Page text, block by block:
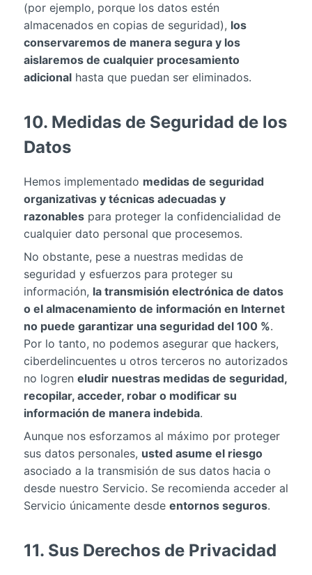
(por ejemplo, porque los datos estén
almacenados en copias de seguridad), los
conservaremos de manera segura y los
aislaremos de cualquier procesamiento
adicionalhasta que puedan ser eliminados.
10. Medidas de Seguridad de los
Datos
Hemos implementado medidas de seguridad
organizativas y técnicas adecuadas y
razonablespara proteger la confidencialidad de
cualquier dato personal que procesemos.
No obstante, pese a nuestras medidas de
seguridad y esfuerzos para proteger su
información, la transmisión electrónica de datos
o el almacenamiento de información en Internet
no puede garantizar una seguridad del 100 %.
Por lo tanto, no podemos asegurar que hackers,
ciberdelincuentes u otros terceros no autorizados
no logren eludir nuestras medidas de seguridad,
recopilar, acceder, robar o modificar su
información de manera indebida.
Aunque nos esforzamos al máximo por proteger
sus datos personales, usted asume el riesgo
asociado a la transmisión de sus datos hacia o
desde nuestro Servicio. Se recomienda acceder al
Servicio únicamente desde entornos seguros.
11. Sus Derechos de Privacidad